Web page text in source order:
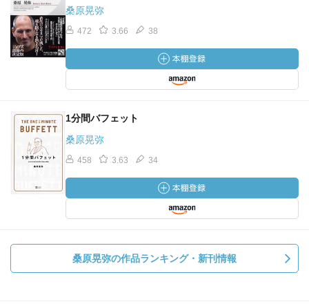
桑原晃弥
472 3.66 38
1分間バフェット
桑原晃弥
458 3.63 34
桑原晃弥の作品ランキング・新刊情報